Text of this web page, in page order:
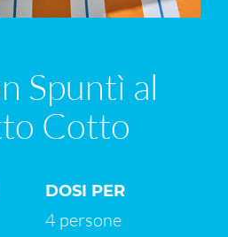
Spuntì al
Cotto
DOSI PER
4 persone